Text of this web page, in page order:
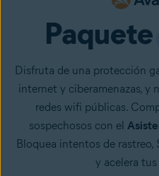
Paquete
Disfruta de una protección
internet y ciberamenazas, y
redes wifi públicas.
sospechosos con el
Bloquea intentos de rastreo,
y acelera